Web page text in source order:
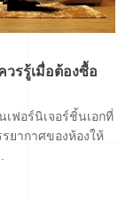
วรรู้เมื่อต้องซื้อ
เฟอร์นิเจอร์ชิ้นเอกที่
ยากาศของห้องให้